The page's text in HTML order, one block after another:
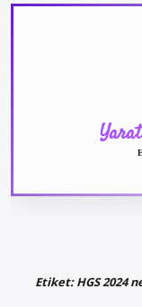
Etiket:HGS 2024